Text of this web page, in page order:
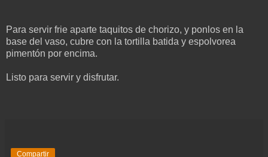
Para servir frie aparte taquitos de chorizo, y ponlos en la
base del vaso, cubre con la tortilla batida y espolvorea
pimentón por encima.
Listo para servir y disfrutar.
Compartir